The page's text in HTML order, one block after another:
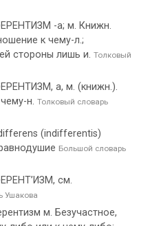
-а; м. Книжн.
к чему-л.;
стороны лишь и. Толковый
а, м. (книжн.).
н. Толковый словарь
(indifferentis)
Большой словарь
см.
Ушакова
м. Безучастное,